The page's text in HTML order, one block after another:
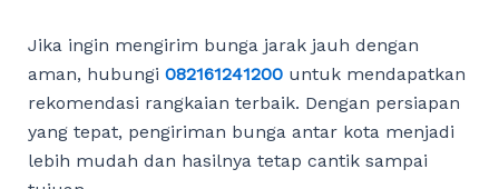
Jika ingin mengirim bunga jarak jauh dengan
aman, hubungi 082161241200 untuk mendapatkan
rekomendasi rangkaian terbaik. Dengan persiapan
yang tepat, pengiriman bunga antar kota menjadi
lebih mudah dan hasilnya tetap cantik sampai